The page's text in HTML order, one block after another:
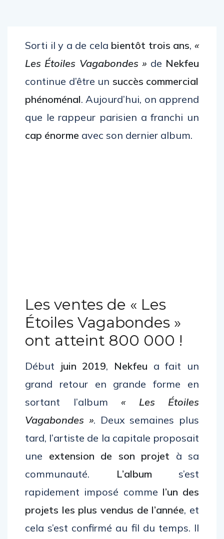
Sorti il ​​y a de cela bientôt trois ans,«
Les Étoiles Vagabondes » de Nekfeu
continue d’être un succès commercial
phénoménal. Aujourd’hui, on apprend
que le rappeur parisien a franchi un
cap énorme avec son dernier album.
Les ventes de « Les
Étoiles Vagabondes »
ont atteint 800 000 !
Début juin 2019, Nekfeu a fait un
grand retour en grande forme en
sortant l’album « Les Étoiles
Vagabondes ». Deux semaines plus
tard, l’artiste de la capitale proposait
une extension de son projet à sa
communauté. L’album s’est
rapidement imposé comme l’un des
projets les plus vendus de l’année, et
cela s’est confirmé au fil du temps. Il